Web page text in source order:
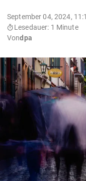
September 04, 2024,
Lesedauer: 1 Minute
Vondpa